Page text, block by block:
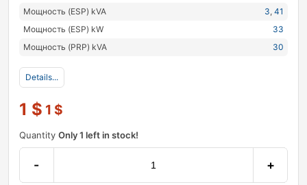
Мощность (ESP) kVA
3 41
Мощность (ESP) kW
33
Мощность (PRP) kVA
30
Details...
1 $ 1 $
Quantity Only 1 left in stock!
- +